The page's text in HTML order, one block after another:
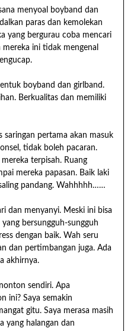
menyoal boyband dan
paras dan kemolekan
yang bergurau coba mencari
ini tidak mengenal
boyband dan girlband.
Berkualitas dan memiliki
saringan pertama akan masuk
tidak boleh pacaran.
terpisah. Ruang
mereka papasan. Baik laki
pandang. Wahhhhh……
dan menyanyi. Meski ini bisa
bersungguh-sungguh
dengan baik. Wah seru
dan pertimbangan juga. Ada
akhirnya.
sendiri. Apa
ini? Saya semakin
gitu. Saya merasa masih
yang halangan dan